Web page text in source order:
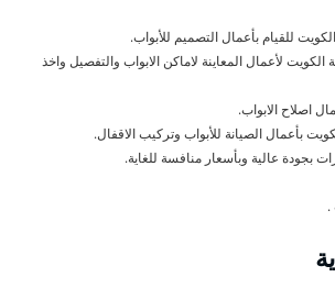
للقيام بأعمال التصميم للأبواب.
الكويت لأعمال المعاينة لاماكن الابواب والتفصيل واخذ
اصلاح الابواب.
بأعمال الصيانة للأبواب وتركيب الاقفال.
بجودة عالية وبأسعار منافسة للغاية.
.